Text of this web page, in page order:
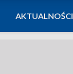
AKTUALNOŚCI